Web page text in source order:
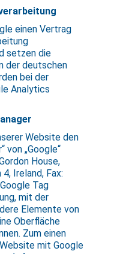
einen Vertrag
setzen die
der deutschen
bei der
Analytics
Website den
von „Google“
House,
Ireland, Fax:
Tag
mit der
Elemente von
Oberfläche
Zum einen
mit Google